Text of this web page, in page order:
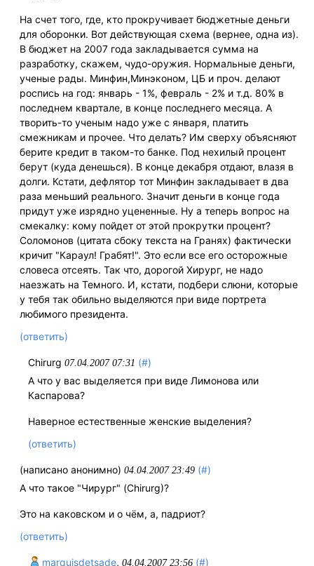
На счет того, где, кто прокручивает бюджетные деньги
для оборонки. Вот действующая схема (вернее, одна из).
В бюджет на 2007 года закладывается сумма на
разработку, скажем, чудо-оружия. Нормальные деньги,
ученые рады. Минфин,Минэконом, ЦБ и проч. делают
роспись на год: январь - 1%, февраль - 2% и т.д. 80% в
последнем квартале, в конце последнего месяца. А
творить-то ученым надо уже с января, платить
смежникам и прочее. Что делать? Им сверху объясняют
берите кредит в таком-то банке. Под нехилый процент
берут (куда денешься). В конце декабря отдают, влазя в
долги. Кстати, дефлятор тот Минфин закладывает в два
раза меньший реального. Значит деньги в конце года
придут уже изрядно уцененные. Ну а теперь вопрос на
смекалку: кому пойдет от этой прокрутки процент?
Соломонов (цитата сбоку текста на Гранях) фактически
кричит "Караул! Грабят!". Это если все его осторожные
словеса отсеять. Так что, дорогой Хирург, не надо
наезжать на Темного. И, кстати, подбери слюни, которые
у тебя так обильно выделяются при виде портрета
любимого президента.
(ответить)
Chirurg 07.04.2007 07:31 (#)
А что у вас выделяется при виде Лимонова или
Каспарова?
Наверное естественные женские выделения?
(ответить)
(написано анонимно) 04.04.2007 23:49 (#)
А что такое "Чирург" (Chirurg)?
Это на каковском и о чём, а, падриот?
(ответить)
marquisdetsade, 04.04.2007 23:56 (#)